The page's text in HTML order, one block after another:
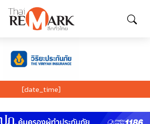
[date_time]